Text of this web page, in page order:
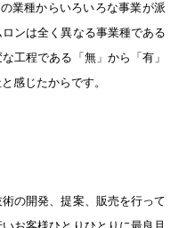
業種からいろいろな事業が派
ンは全く異なる事業種である
工程である「無」から「有」
感じたからです。
の開発、提案、販売を行って